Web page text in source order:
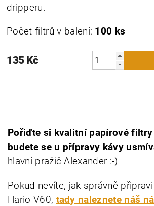
dripperu.
Počet filtrů v balení: 100 ks
135 Kč
Pořiďte si kvalitní papírové filtry
budete se u přípravy kávy
hlavní pražič Alexander :-)
Pokud nevíte, jak správně
Hario V60, tady naleznete náš